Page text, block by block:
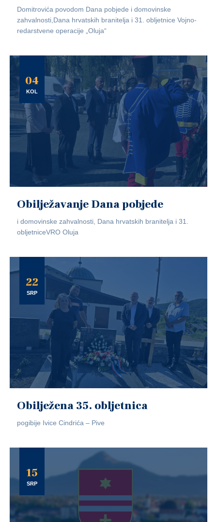
Domitrovića povodom Dana pobjede i domovinske
zahvalnosti,Dana hrvatskih branitelja i 31. obljetnice Vojno-
redarstvene operacije „Oluja“
04
KOL
Obilježavanje Dana pobjede
i domovinske zahvalnosti, Dana hrvatskih branitelja i 31.
obljetniceVRO Oluja
22
SRP
Obilježena 35. obljetnica
pogibije Ivice Cindrića – Pive
15
SRP